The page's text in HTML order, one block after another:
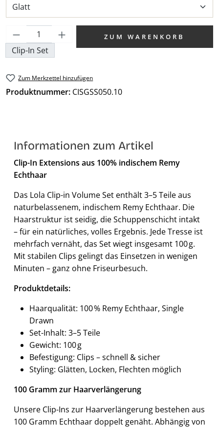
Produkt Anzahl: Gib den gewünschten
Clip-In Set
ZUM WARENKORB
Zum Merkzettel hinzufügen
Produktnummer: CISGSS050.10
Informationen zum Artikel
Clip-In Extensions aus 100% indischem Remy
Echthaar
Das Lola Clip-in Volume Set enthält 3–5 Teile aus
naturbelassenem, indischem Remy Echthaar. Die
Haarstruktur ist seidig, die Schuppenschicht intakt
– für ein natürliches, volles Ergebnis. Jede Tresse ist
mehrfach vernäht, das Set wiegt insgesamt 100 g.
Mit stabilen Clips gelingt das Einsetzen in wenigen
Minuten – ganz ohne Friseurbesuch.
Produktdetails:
Haarqualität: 100 % Remy Echthaar, Single
Drawn
Set-Inhalt: 3–5 Teile
Gewicht: 100 g
Befestigung: Clips – schnell & sicher
Styling: Glätten, Locken, Flechten möglich
100 Gramm zur Haarverlängerung
Unsere Clip-Ins zur Haarverlängerung bestehen aus
100 Gramm Echthaar doppelt genäht. Abhängig von